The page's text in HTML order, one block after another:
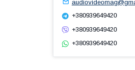
+380939649420
+380939649420
+380939649420